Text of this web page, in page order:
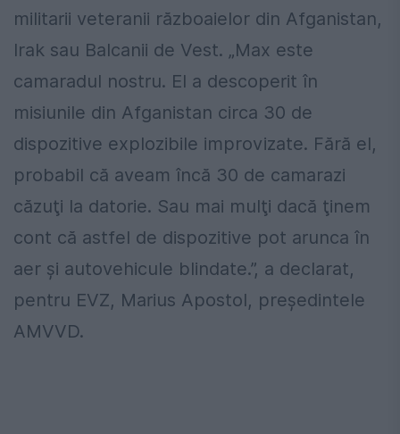
militarii veteranii războaielor din Afganistan,
Irak sau Balcanii de Vest. „Max este
camaradul nostru. El a descoperit în
misiunile din Afganistan circa 30 de
dispozitive explozibile improvizate. Fără el,
probabil că aveam încă 30 de camarazi
căzuţi la datorie. Sau mai mulţi dacă ţinem
cont că astfel de dispozitive pot arunca în
aer şi autovehicule blindate.”, a declarat,
pentru EVZ, Marius Apostol, preşedintele
AMVVD.